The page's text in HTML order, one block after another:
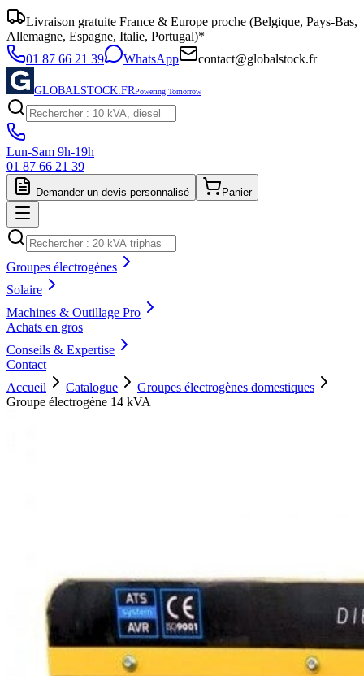
Livraison gratuite France & Europe proche (Belgique, Pays-Bas,
Allemagne, Espagne, Italie, Portugal)*
01 87 66 21 39
WhatsApp contact@globalstock.fr
GLOBALSTOCK.FRPowering Tomorrow
Lun-Sam 9h-19h
01 87 66 21 39
Demander un devis personnalisé Panier
Groupes électrogènes
Solaire
Machines & Outillage Pro
Achats en gros
Conseils & Expertise
Contact
Accueil
Catalogue
Groupes électrogènes domestiques
Groupe électrogène 14 kVA